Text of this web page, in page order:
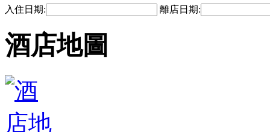
入住日期: 離店日期:
酒店地圖